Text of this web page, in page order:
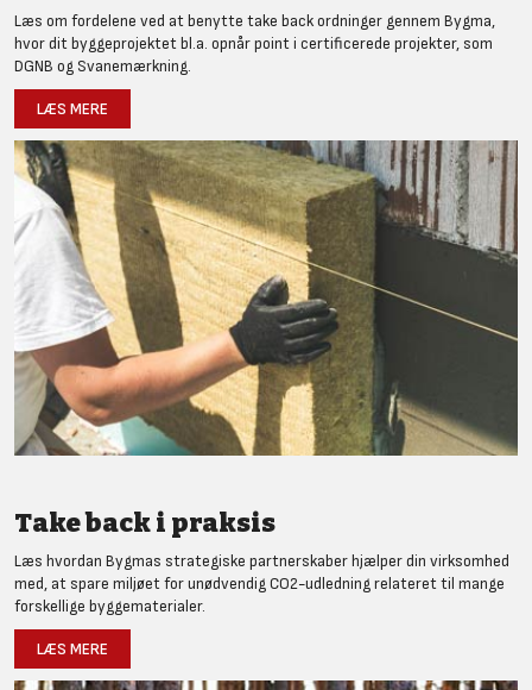
Læs om fordelene ved at benytte take back ordninger gennem Bygma,
hvor dit byggeprojektet bl.a. opnår point i certificerede projekter, som
DGNB og Svanemærkning.
LÆS MERE
Take back i praksis
Læs hvordan Bygmas strategiske partnerskaber hjælper din virksomhed
med, at spare miljøet for unødvendig CO2-udledning relateret til mange
forskellige byggematerialer.
LÆS MERE